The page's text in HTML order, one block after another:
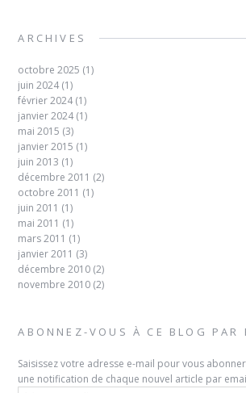
ARCHIVES
octobre 2025 (1)
juin 2024(1)
février 2024(1)
janvier 2024(1)
mai 2015 (3)
janvier 2015 (1)
juin 2013 (1)
décembre 2011 (2)
octobre 2011 (1)
juin 2011 (1)
mai 2011 (1)
mars 2011 (1)
janvier 2011 (3)
décembre 2010 (2)
novembre 2010 (2)
ABONNEZ-VOUS À CE BLOG PAR
Saisissez votre adresse e-mail pour vous
une notification de chaque nouvel article par